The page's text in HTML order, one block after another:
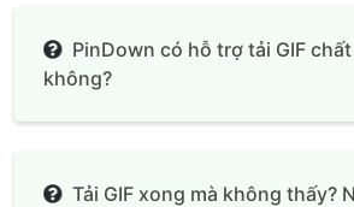
PinDown có hỗ trợ tải GIF
không?
Tải GIF xong mà không thấy?